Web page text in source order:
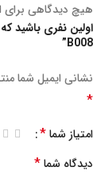
هیچ دیدگاهی
اولین نفری باشید
B008”
نشانی ایمیل شما
*
امتیاز شما*
دیدگاه شما*